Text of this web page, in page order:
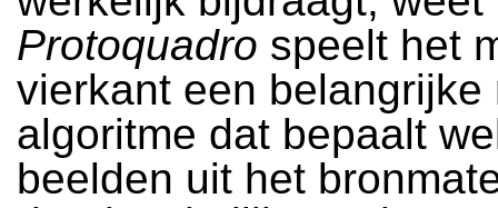
Protoquadro speelt het
vierkant een belangrijke
algoritme dat bepaalt
beelden uit het